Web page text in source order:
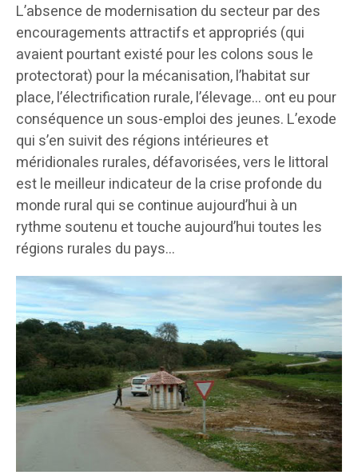
L’absence de modernisation du secteur par des
encouragements attractifs et appropriés (qui
avaient pourtant existé pour les colons sous le
protectorat) pour la mécanisation, l’habitat sur
place, l’électrification rurale, l’élevage… ont eu pour
conséquence un sous-emploi des jeunes. L’exode
qui s’en suivit des régions intérieures et
méridionales rurales, défavorisées, vers le littoral
est le meilleur indicateur de la crise profonde du
monde rural qui se continue aujourd’hui à un
rythme soutenu et touche aujourd’hui toutes les
régions rurales du pays…